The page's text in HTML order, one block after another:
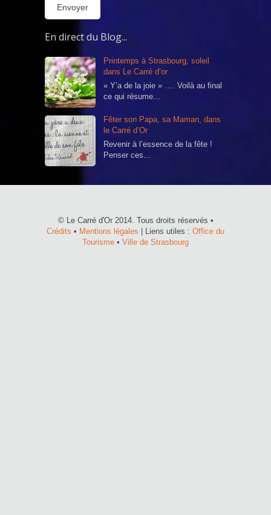
En direct du Blog...
Printemps à Strasbourg, soleil
dans Le Carré d’or
« Y’a de la joie » …. Voilà au final
ce qui résume...
Fêter son Papa, sa Maman, dans
le Carré d’Or
Revenir à l’essence de la fête !
Penser ces...
© Le Carré d'Or 2014. Tous droits réservés •
Crédits • Mentions légales | Liens utiles : Office du
Tourisme • Ville de Strasbourg